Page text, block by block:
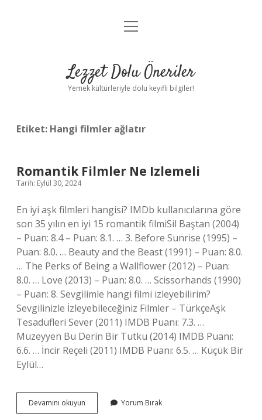
Anasayfa
Yasal Uyarı
menüyü
Lezzet Dolu Öneriler
Yemek kültürleriyle dolu keyifli bilgiler!
Etiket: Hangi filmler ağlatır
Romantik Filmler Ne Izlemeli
Tarih: Eylül 30, 2024
En iyi aşk filmleri hangisi? IMDb kullanıcılarına göre
son 35 yılın en iyi 15 romantik filmiSil Baştan (2004)
– Puan: 8.4 – Puan: 8.1. … 3. Before Sunrise (1995) –
Puan: 8.0. … Beauty and the Beast (1991) – Puan: 8.0.
… The Perks of Being a Wallflower (2012) – Puan:
8.0. … Love (2013) – Puan: 8.0. … Scissorhands (1990)
– Puan: 8. Sevgilimle hangi filmi izleyebilirim?
Sevgilinizle İzleyebileceğiniz Filmler – TürkçeAşk
Tesadüfleri Sever (2011) IMDB Puanı: 7.3. …
Müzeyyen Bu Derin Bir Tutku (2014) IMDB Puanı:
6.6. … İncir Reçeli (2011) IMDB Puanı: 6.5. … Küçük Bir
Eylül…
Devamını okuyun Romantik
Filmler
Yorum Bırak